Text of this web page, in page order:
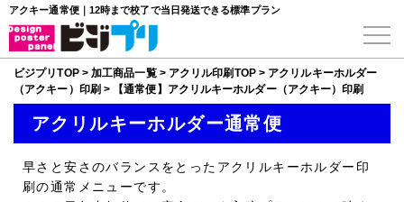
アクキー通常便｜12時まで校了で当日発送できる標準プラン
ビジプリTOP>加工商品一覧> アクリル印刷TOP> アクリルキーホルダー
（アクキー）印刷 > 【通常便】アクリルキーホルダー（アクキー）印刷
アクリルキーホルダー通常便
早さと安さのバランスをとったアクリルキーホルダー印
刷の通常メニューです。